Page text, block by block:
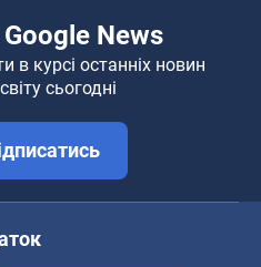
News
в курсі останніх новин
сьогодні